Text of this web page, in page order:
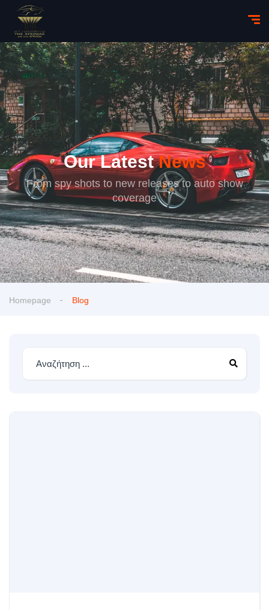
Our LatestNews
From spy shots to new releases to auto show
coverage
Homepage Blog